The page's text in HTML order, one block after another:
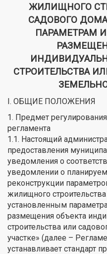
ЖИЛИЩНОГО
САДОВОГО
ПАРАМЕТРАМ
СТРОИТЕЛЬСТВА
I. ОБЩИЕ ПОЛОЖЕНИЯ
1. Предмет
регламента
1.1. Настоящий
предоставления
уведомления о
уведомлении о
реконструкции
жилищного
установленным
размещения объекта
строительства или
участке» (далее –
устанавливает стандарт